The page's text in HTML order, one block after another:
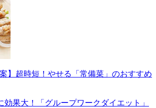
】超時短！やせる「常備菜」のおすすめ
効果大！「グループワークダイエット」